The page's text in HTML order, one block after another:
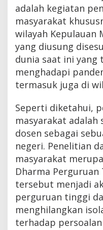
a
p
a
P
o
l
a
H
d
u
p
B
e
r
s
i
h
d
a
n
S
e
adalah kegiatan
masyarakat
wilayah Kepulauan
yang diusung
dunia saat ini yang
menghadapi
termasuk juga di
Seperti diketahui,
masyarakat adalah
dosen sebagai
negeri. Penelitian
masyarakat
Dharma Perguruan
tersebut menjadi
perguruan tinggi
menghilangkan
terhadap